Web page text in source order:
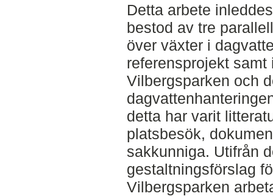
Detta arbete
bestod av tre
över växter i
referensprojekt
Vilbergsparken och
detta har varit
platsbesök,
sakkunniga. Utifrån
gestaltningsförslag
Vilbergsparken